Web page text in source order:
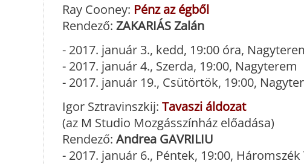
Ray Cooney: Pénz az égből
Rendező: ZAKARIÁS Zalán
- 2017. január 3., kedd, 19:00 óra,
- 2017. január 4., Szerda, 19:00, Nagyterem
- 2017. január 19., Csütörtök, 19:00,
Igor Sztravinszkij: Tavaszi áldozat
(az M Studio Mozgásszínház előadása)
Rendező: Andrea GAVRILIU
- 2017. január 6., Péntek, 19:00,